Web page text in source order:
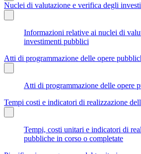
Nuclei di valutazione e verifica degli
Informazioni relative ai nuclei di
investimenti pubblici
Atti di programmazione delle opere
Atti di programmazione delle opere
Tempi costi e indicatori di realizzazione
Tempi, costi unitari e indicatori di
pubbliche in corso o completate